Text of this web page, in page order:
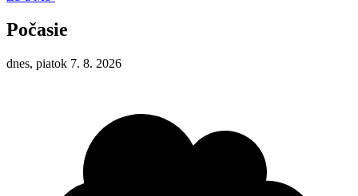
Počasie
dnes, piatok 7. 8. 2026